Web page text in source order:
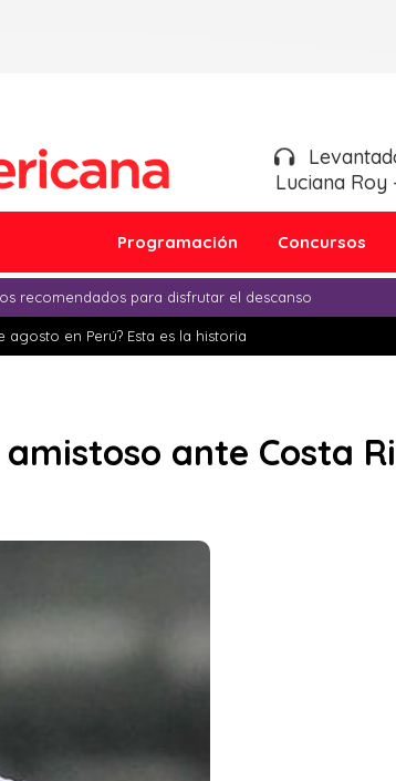
Luciana Roy
Programación Concursos
recomendados para disfrutar el descanso
agosto en Perú? Esta es la historia
ante Costa